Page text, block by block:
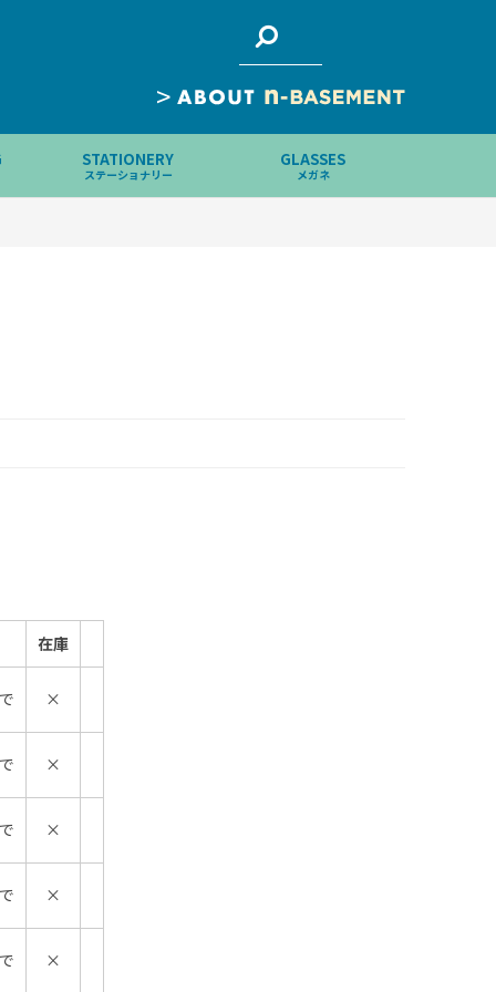
>
STATIONERY
ステーショナリー
GLASSES
メガネ
在庫
×
×
×
×
×